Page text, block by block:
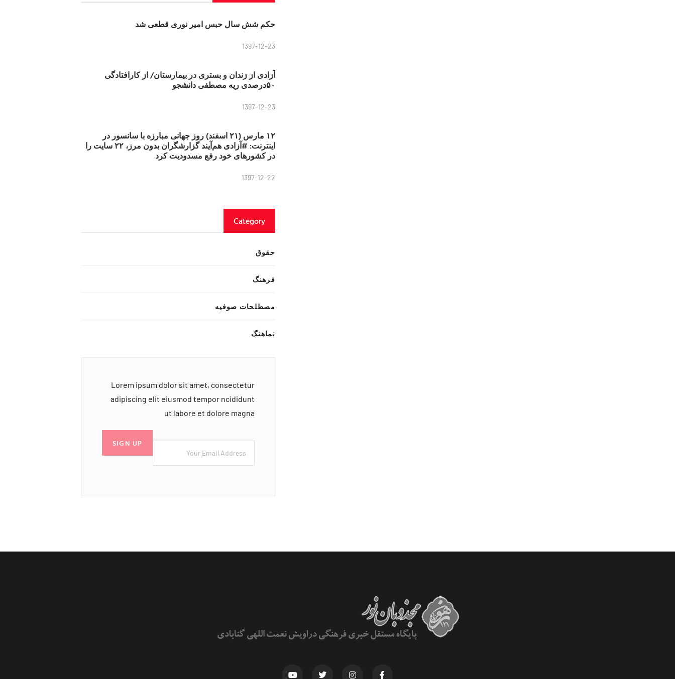
حکم شش سال حبس امیر نوری قطعی شد
1397-12-23
آزادی از زندان و بستری در بیمارستان/ از کارافتادگی
۵۰درصدی ریه مصطفی دانشجو
1397-12-23
۱۲ مارس (۲۱ اسفند) روز جهانی مبارزه با سانسور در
اینترنت: #آزادی هم‌آیند گزارشگران‌ بدون مرز، ۲۲ سایت را
در کشورهای خود رفع مسدودیت کرد
1397-12-22
Category
حقوق
فرهنگ
مصطلحات صوفیه
نماهنگ
Lorem ipsum dolor sit amet, consectetur
adipiscing elit eiusmod tempor ncididunt
ut labore et dolore magna
SIGN UP